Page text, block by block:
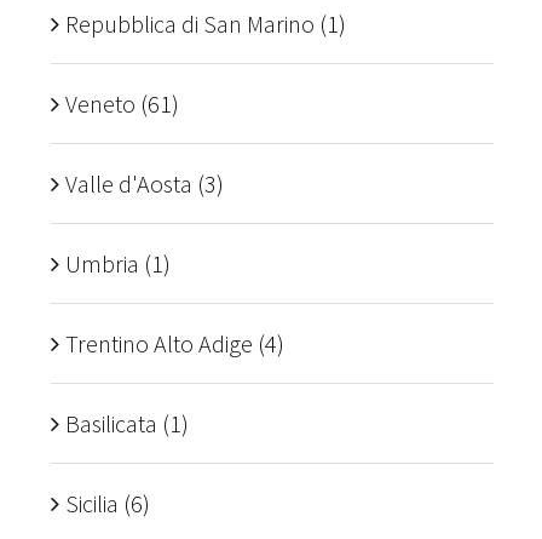
Repubblica di San Marino (1)
Veneto (61)
Valle d'Aosta (3)
Umbria (1)
Trentino Alto Adige (4)
Basilicata (1)
Sicilia (6)